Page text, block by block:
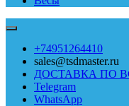
+74951264410
sales@tsdmaster.ru
ДОСТАВКА ПО
Telegram
WhatsApp